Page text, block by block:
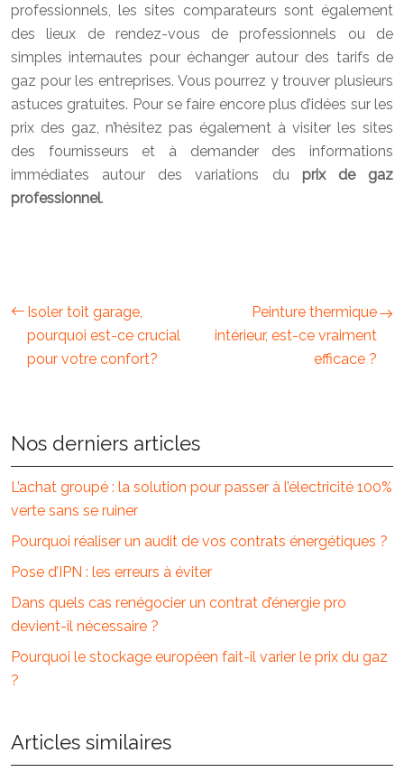
professionnels, les sites comparateurs sont également
des lieux de rendez-vous de professionnels ou de
simples internautes pour échanger autour des tarifs de
gaz pour les entreprises. Vous pourrez y trouver plusieurs
astuces gratuites. Pour se faire encore plus d’idées sur les
prix des gaz, n’hésitez pas également à visiter les sites
des fournisseurs et à demander des informations
immédiates autour des variations du prix de gaz
professionnel.
Isoler toit garage,
pourquoi est-ce crucial
pour votre confort?
Peinture thermique
intérieur, est-ce vraiment
efficace ?
Nos derniers articles
L’achat groupé : la solution pour passer à l’électricité 100%
verte sans se ruiner
Pourquoi réaliser un audit de vos contrats énergétiques ?
Pose d’IPN : les erreurs à éviter
Dans quels cas renégocier un contrat d’énergie pro
devient-il nécessaire ?
Pourquoi le stockage européen fait-il varier le prix du gaz
?
Articles similaires